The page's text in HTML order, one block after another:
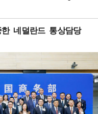
네덜란드 통상담당